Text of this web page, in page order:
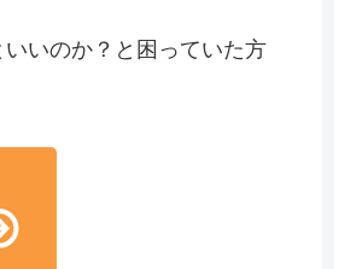
いのか？と困っていた方